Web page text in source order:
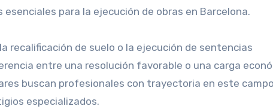
para la ejecución de obras en Barcelona.
recalificación de suelo o la ejecución de sentencias
entre una resolución favorable o una carga
buscan profesionales con trayectoria en este
especializados.